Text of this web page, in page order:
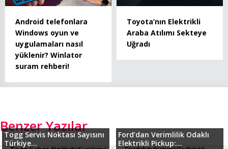
Android telefonlara
Windows oyun ve
uygulamaları nasıl
yüklenir? Winlator
suram rehberi!
Toyota’nın Elektrikli
Araba Atılımı Sekteye
Uğradı
Benzer Yazılar
Togg Servis Noktası Sayısını
Türkiye...
Ford’dan Verimlilik Odaklı
Elektrikli Pickup:...